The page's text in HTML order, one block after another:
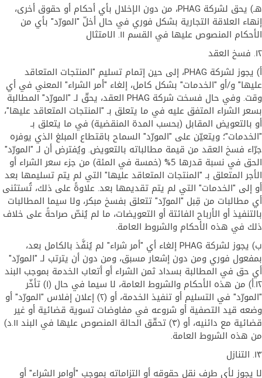
هـ) يحق لشركة PHAG، من دون الإخلال بأي أحكام أو حقوق أخرى،
إنهاء العلاقة التجارية بشكل فوري في حال أخلّ "المورّد" بأي من
الأحكام المنصوص عليها في القسم ١١. الامتثال
١٢. فسخ العقد
أ) يجوز لشركة PHAG، إلى حين إتمام تسليم "المنتجات المتعاقد
عليها" و/أو "الخدمات" بشكل كامل، إلغاء "أمر الشراء" المعني في أي
وقت. وفي حال فسخت شركة PHAG العقد، يحقّ لـ "المورّد" المطالبة
بسعر الشراء المتفق عليه في ما يتعلق بـ "المنتجات المتعاقد عليها"،
أو بالتعويض المقابل (بحسب المدة المنقضية) في ما يتعلق بـ
"الخدمات"؛ ويتعيّن على "المورّد" السماح باقتطاع المبلغ الذي يوفره
جرّاء فسخ العقد من قيمة مطالباته بالتعويض. ويُفترض أن لـ "المورّد"
الحق في نسبة قدرها 5% (خمسة في المئة) من جزء سعر الشراء أو
الأجر المتعلق بـ "المنتجات المتعاقد عليها" التي لم يتم تسليمها بعد
أو إلى "الخدمات" التي لم يتم تقديمها بعد. علاوةً على ذلك، تُستثنى
أي مطالبات من قِبل "المورّد" تتعلق بفسخ مبكر، ولا سيما المطالبات
بالتنفيذ أو الأرباح الفائتة أو التعويضات، ما لم يُنصّ صراحةً على خلاف
ذلك في هذه الأحكام والشروط العامة.
ب) يجوز لشركة PHAG إلغاء أي "أمر شراء" لم يُنفَّذ بالكامل بعد،
بمفعول فوري ومن دون إشعار مسبق، ومن دون أن يترتب لـ "المورّد"
أي حق في المطالبة بسداد ثمن الشراء أو أتعاب الخدمة بموجب البند
١٢.أ) من هذه الأحكام والشروط العامة، لا سيما في حال (١) تأخّر
"المورّد" في التسليم أو تنفيذ الخدمة، أو (٢) إعلان إفلاس "المورّد" أو
وضعه قيد التصفية أو شروعه في مفاوضات تسوية قضائية أو غير
قضائية مع دائنيه، أو (٣) تحقّق الحالة المنصوص عليها في البند ١١.د)
من هذه الشروط العامة.
١٣. التنازل
لا يجوز لأي طرف نقل حقوقه أو التزاماته بموجب "أوامر الشراء" أو